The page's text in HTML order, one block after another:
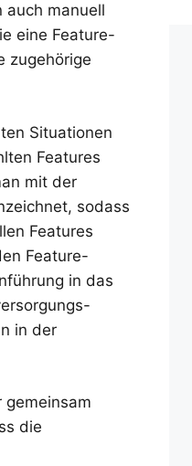
auch manuell
eine Feature-
zugehörige
Situationen
Features
mit der
sodass
Features
Feature-
in das
in der
gemeinsam
die